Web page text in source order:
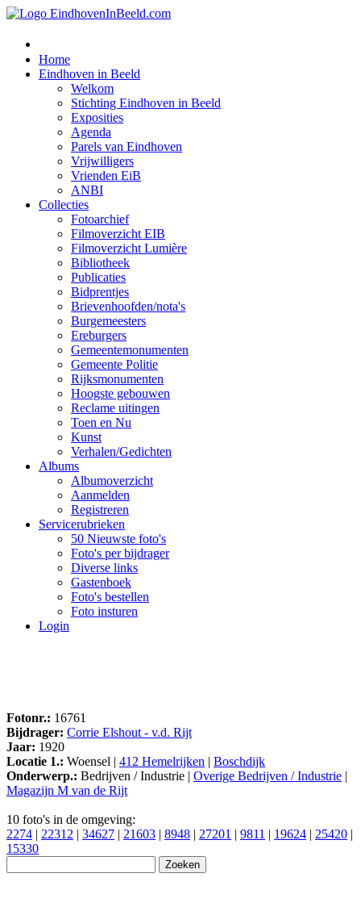
Home
Eindhoven in Beeld
Welkom
Stichting Eindhoven in Beeld
Exposities
Agenda
Parels van Eindhoven
Vrijwilligers
Vrienden EiB
ANBI
Collecties
Fotoarchief
Filmoverzicht EIB
Filmoverzicht Lumière
Bibliotheek
Publicaties
Bidprentjes
Brievenhoofden/nota's
Burgemeesters
Ereburgers
Gemeentemonumenten
Gemeente Politie
Rijksmonumenten
Hoogste gebouwen
Reclame uitingen
Toen en Nu
Kunst
Verhalen/Gedichten
Albums
Albumoverzicht
Aanmelden
Registreren
Servicerubrieken
50 Nieuwste foto's
Foto's per bijdrager
Diverse links
Gastenboek
Foto's bestellen
Foto insturen
Login
Fotonr.: 16761
Bijdrager: Corrie Elshout - v.d. Rijt
Jaar: 1920
Locatie 1.: Woensel | 412 Hemelrijken | Boschdijk
Onderwerp.: Bedrijven / Industrie | Overige Bedrijven / Industrie |
Magazijn M van de Rijt
10 foto's in de omgeving:
2274 | 22312 | 34627 | 21603 | 8948 | 27201 | 9811 | 19624 | 25420 |
15330